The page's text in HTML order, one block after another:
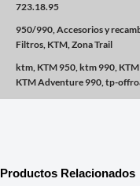
723.18.95
950/990,Accesorios y
Filtros, KTM,Zona Trail
ktm, KTM 950,ktm 990,
KTM Adventure 990,tp-
Productos Relacionados